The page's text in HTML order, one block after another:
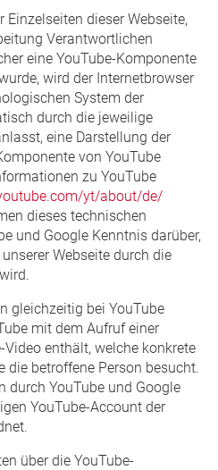
Einzelseiten dieser Webseite,
Verantwortlichen
eine YouTube-Komponente
wird der Internetbrowser
System der
durch die jeweilige
eine Darstellung der
von YouTube
zu YouTube
yt/about/de/
dieses technischen
und Google Kenntnis darüber,
Webseite durch die
gleichzeitig bei YouTube
mit dem Aufruf einer
Video enthält, welche konkrete
die betroffene Person besucht.
durch YouTube und Google
YouTube-Account der
über die YouTube-